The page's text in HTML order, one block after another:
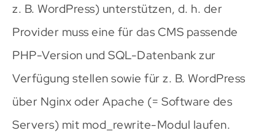
z. B. WordPress) unterstützen, d. h. der
Provider muss eine für das CMS passende
PHP-Version und SQL-Datenbank zur
Verfügung stellen sowie für z. B. WordPress
über Nginx oder Apache (= Software des
Servers) mit mod_rewrite-Modul laufen.